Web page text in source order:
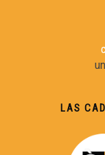
LAS